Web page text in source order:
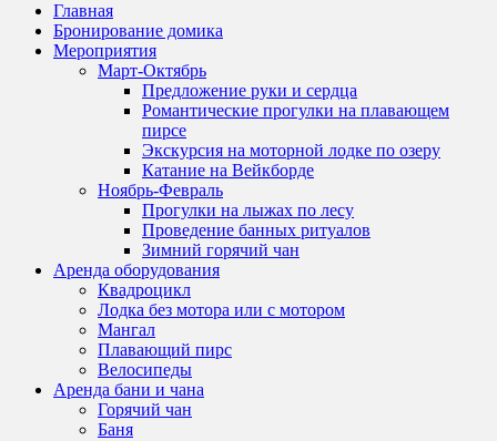
Главная
Бронирование домика
Мероприятия
Март-Октябрь
Предложение руки и сердца
Романтические прогулки на плавающем
пирсе
Экскурсия на моторной лодке по озеру
Катание на Вейкборде
Ноябрь-Февраль
Прогулки на лыжах по лесу
Проведение банных ритуалов
Зимний горячий чан
Аренда оборудования
Квадроцикл
Лодка без мотора или с мотором
Мангал
Плавающий пирс
Велосипеды
Аренда бани и чана
Горячий чан
Баня